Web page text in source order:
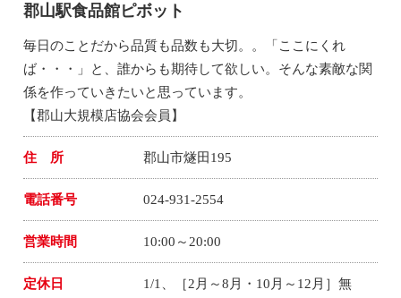
郡山駅食品館ピボット
毎日のことだから品質も品数も大切。。「ここにくれ
ば・・・」と、誰からも期待して欲しい。そんな素敵な関
係を作っていきたいと思っています。
【郡山大規模店協会会員】
住 所 郡山市燧田195
電話番号 024-931-2554
営業時間 10:00～20:00
定休日
1/1、［2月～8月・10月～12月］無